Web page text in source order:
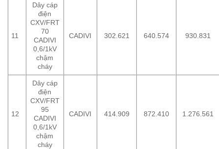
11
Dây cáp
điện
CXV/FRT
70
CADIVI
0,6/1kV
chậm
cháy
CADIVI 302.621 640.574 930.831
12
Dây cáp
điện
CXV/FRT
95
CADIVI
0,6/1kV
chậm
cháy
CADIVI 414.909 872.410 1.276.561